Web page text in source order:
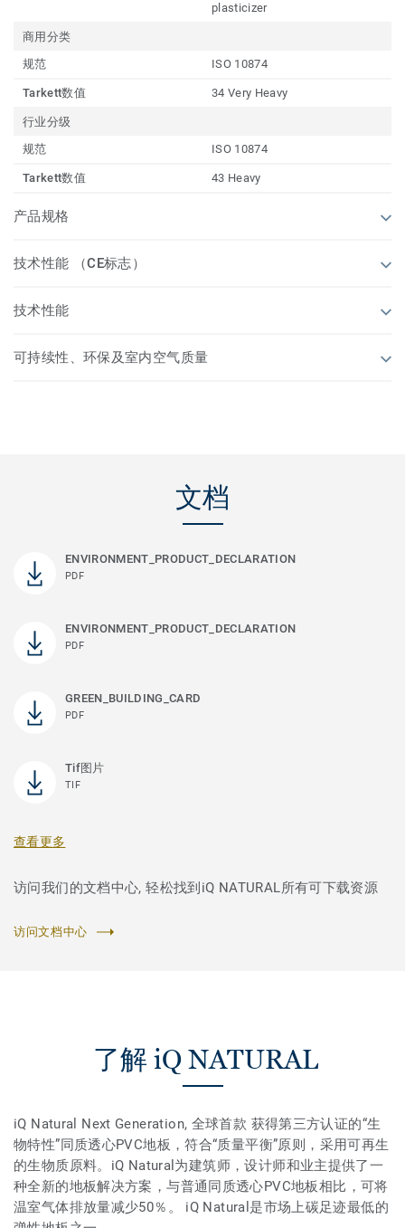
plasticizer
商用分类
规范
ISO 10874
Tarkett数值 34 Very Heavy
行业分级
规范
ISO 10874
Tarkett数值 43 Heavy
产品规格
技术性能 （CE标志）
技术性能
可持续性、环保及室内空气质量
文档
ENVIRONMENT_PRODUCT_DECLARATION
PDF
ENVIRONMENT_PRODUCT_DECLARATION
PDF
GREEN_BUILDING_CARD
PDF
Tif图片
TIF
查看更多
访问我们的文档中心, 轻松找到iQ NATURAL所有可下载资源
访问文档中心
了解 iQ NATURAL
iQ Natural Next Generation, 全球首款 获得第三方认证的“生
物特性”同质透心PVC地板，符合“质量平衡”原则，采用可再生
的生物质原料。iQ Natural为建筑师，设计师和业主提供了一
种全新的地板解决方案，与普通同质透心PVC地板相比，可将
温室气体排放量减少50％。 iQ Natural是市场上碳足迹最低的